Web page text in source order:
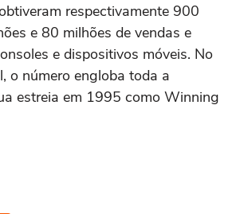
respectivamente 900
e 80 milhões de vendas e
e dispositivos móveis. No
o número engloba toda a
estreia em 1995 como Winning